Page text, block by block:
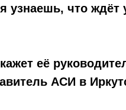
узнаешь, что ждёт
её
АСИ в